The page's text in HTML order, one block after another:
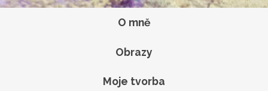
O mně
Obrazy
Moje tvorba